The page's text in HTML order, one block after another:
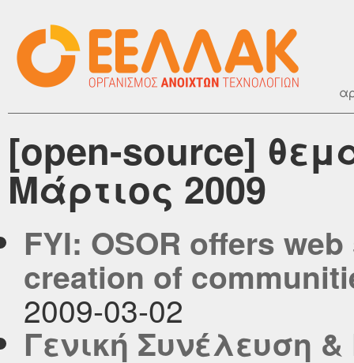
[open-source]
Μάρτιος 2009
FYI: OSOR offers
creation of
2009-03-02
Γενική Συνέλευση